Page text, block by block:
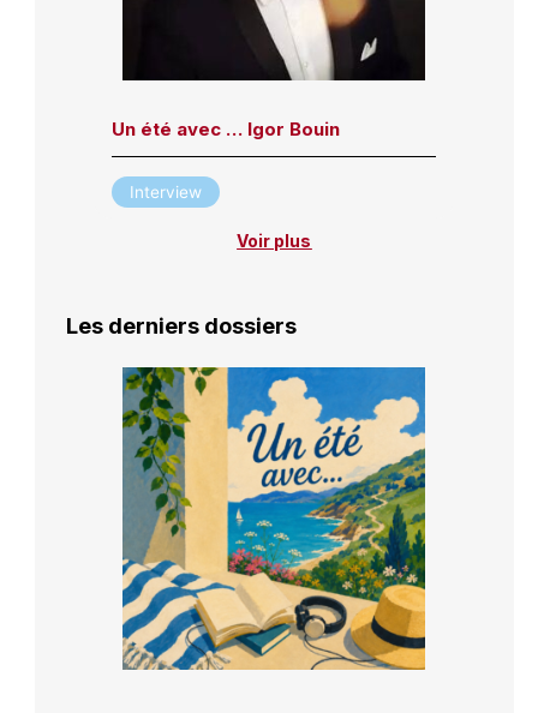
Un été avec … Igor Bouin
Interview
Voir plus
Les derniers dossiers